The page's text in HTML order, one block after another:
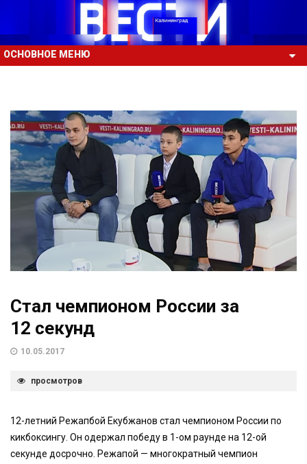
ОСНОВНОЕ МЕНЮ
Стал чемпионом России за
12 секунд
10.05.2017
просмотров
12-летний Режапбой Екубжанов стал чемпионом России по
кикбоксингу. Он одержал победу в 1-ом раунде на 12-ой
секунде досрочно. Режапой — многократный чемпион